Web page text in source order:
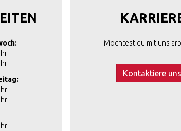
Möchtest du mit uns
Kontaktiere uns